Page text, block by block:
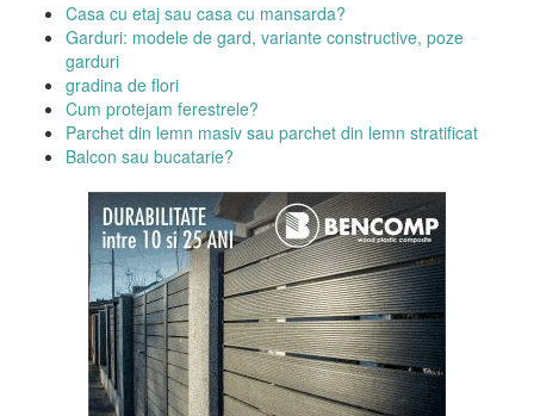
Casa cu etaj sau casa cu mansarda?
Garduri: modele de gard, variante constructive, poze
garduri
gradina de flori
Cum protejam ferestrele?
Parchet din lemn masiv sau parchet din lemn stratificat
Balcon sau bucatarie?